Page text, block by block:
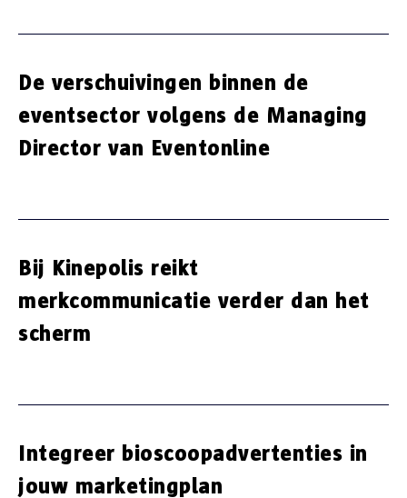
De verschuivingen binnen de
eventsector volgens de Managing
Director van Eventonline
Bij Kinepolis reikt
merkcommunicatie verder dan het
scherm
Integreer bioscoopadvertenties in
jouw marketingplan